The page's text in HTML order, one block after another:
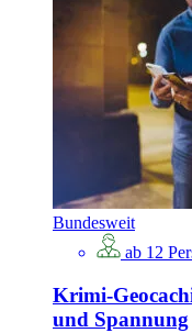
Bundesweit
ab 12
Krimi-
und Spannung